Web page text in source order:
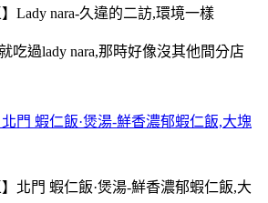
吃過lady nara,那時好像沒其他間分店
北門 蝦仁飯·煲湯-鮮香濃郁蝦仁飯,大塊